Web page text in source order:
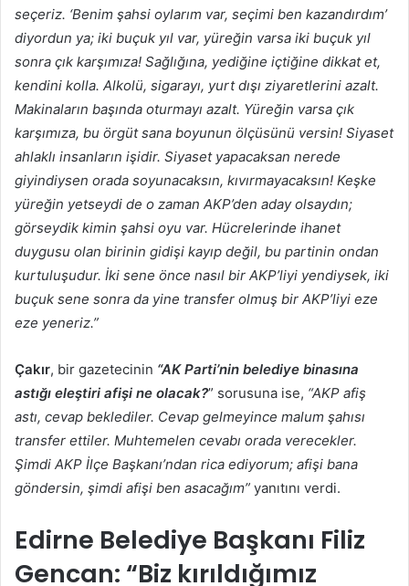
seçeriz. ‘Benim şahsi oylarım var, seçimi ben kazandırdım’
diyordun ya; iki buçuk yıl var, yüreğin varsa iki buçuk yıl
sonra çık karşımıza! Sağlığına, yediğine içtiğine dikkat et,
kendini kolla. Alkolü, sigarayı, yurt dışı ziyaretlerini azalt.
Makinaların başında oturmayı azalt. Yüreğin varsa çık
karşımıza, bu örgüt sana boyunun ölçüsünü versin! Siyaset
ahlaklı insanların işidir. Siyaset yapacaksan nerede
giyindiysen orada soyunacaksın, kıvırmayacaksın! Keşke
yüreğin yetseydi de o zaman AKP’den aday olsaydın;
görseydik kimin şahsi oyu var. Hücrelerinde ihanet
duygusu olan birinin gidişi kayıp değil, bu partinin ondan
kurtuluşudur. İki sene önce nasıl bir AKP’liyi yendiysek, iki
buçuk sene sonra da yine transfer olmuş bir AKP’liyi eze
eze yeneriz.”
Çakır, bir gazetecinin “AK Parti’nin belediye binasına
astığı eleştiri afişi ne olacak?” sorusuna ise, “AKP afiş
astı, cevap beklediler. Cevap gelmeyince malum şahısı
transfer ettiler. Muhtemelen cevabı orada verecekler.
Şimdi AKP İlçe Başkanı’ndan rica ediyorum; afişi bana
göndersin, şimdi afişi ben asacağım” yanıtını verdi.
Edirne Belediye Başkanı Filiz
Gencan: “Biz kırıldığımız